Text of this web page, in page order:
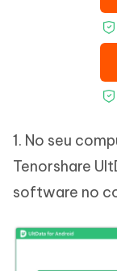
1. No seu
Tenorshare
software no